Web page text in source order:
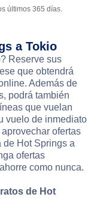
últimos 365 días.
a Tokio
Reserve sus
que obtendrá
Además de
podrá también
que vuelan
vuelo de inmediato
ofertas
de Hot Springs a
ofertas
como nunca.
de Hot